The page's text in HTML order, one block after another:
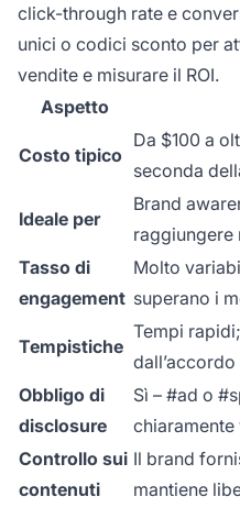
click-through rate e
unici o codici sconto per
vendite e misurare il ROI.
Aspetto
Costo tipico
Da $100 a
seconda
Ideale per
Brand
raggiungere
Tasso di
engagement
Molto
superano i
Tempistiche
Tempi
Obbligo di
disclosure
Sì – #ad o
chiaramente
Controllo sui
contenuti
Il brand
mantiene